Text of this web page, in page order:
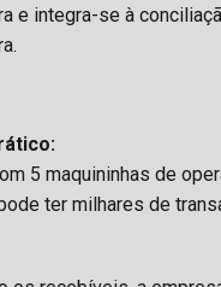
e integra-se à
5 maquininhas de
ter milhares de